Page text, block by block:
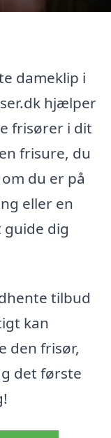
dameklip i
hjælper
frisører i dit
frisure, du
du er på
eller en
dig
tilbud
kan
den frisør,
det første